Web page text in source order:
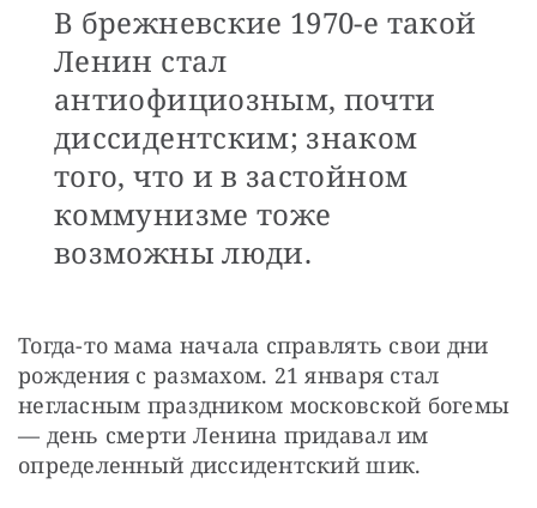
В брежневские 1970-е такой
Ленин стал
антиофициозным, почти
диссидентским; знаком
того, что и в застойном
коммунизме тоже
возможны люди.
Тогда-то мама начала справлять свои дни
рождения с размахом. 21 января стал
негласным праздником московской богемы
— день смерти Ленина придавал им
определенный диссидентский шик.